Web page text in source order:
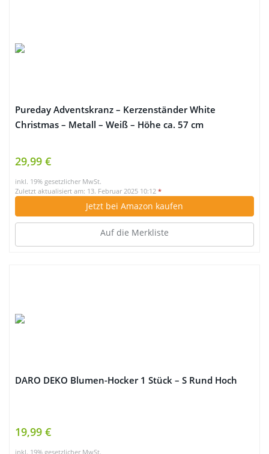
Pureday Adventskranz – Kerzenständer White
Christmas – Metall – Weiß – Höhe ca. 57 cm
29,99 €
inkl. 19% gesetzlicher MwSt.
Zuletzt aktualisiert am: 13. Februar 2025 10:12 *
Jetzt bei Amazon kaufen
Auf die Merkliste
DARO DEKO Blumen-Hocker 1 Stück – S Rund Hoch
19,99 €
inkl. 19% gesetzlicher MwSt.